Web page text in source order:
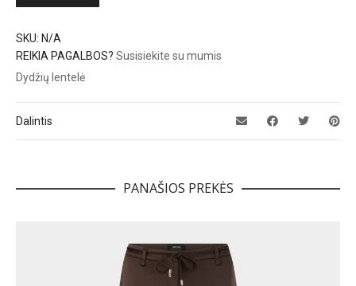
SKU: N/A
REIKIA PAGALBOS? Susisiekite su mumis
Dydžių lentelė
Dalintis
PANAŠIOS PREKĖS